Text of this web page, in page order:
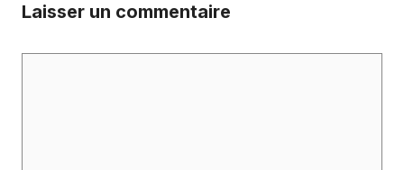
Laisser un commentaire